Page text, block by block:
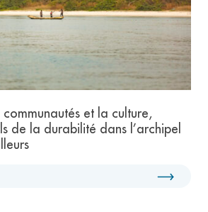
communautés et la culture,
de la durabilité dans l’archipel